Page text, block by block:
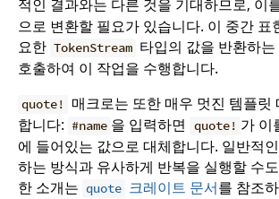
적인 결과와는 다른 것을 기대하므로, 이
으로 변환할 필요가 있습니다. 이 중간 표
요한 TokenStream 타입의 값을 반환하는
호출하여 이 작업을 수행합니다.
quote!
매크로는 또한 매우 멋진 템플릿
합니다: #name 을 입력하면 quote! 가 이
에 들어있는 값으로 대체합니다. 일반적
하는 방식과 유사하게 반복을 실행할 수
한 소개는 quote 크레이트 문서를 참조